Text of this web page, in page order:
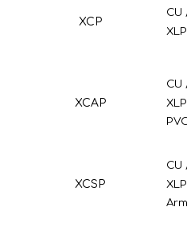
XCP
CU
XCAP
CU
XCSP
CU